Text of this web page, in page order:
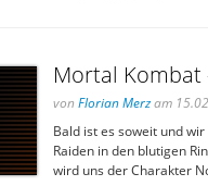
Mortal
von Florian Merzam
Bald ist es soweit und
Raiden in den blutigen
wird uns der Charakter